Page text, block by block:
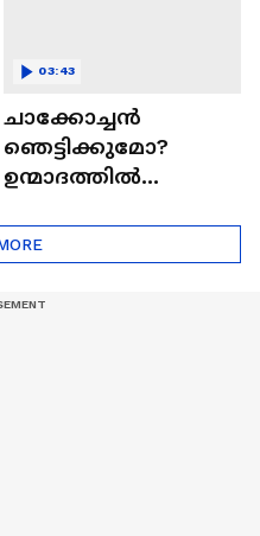
ചാക്കോച്ചന്‍
ഞെട്ടിക്കുമോ?
ഉന്മാദത്തിൽ
ന്ത്?| Unmadham
Movie| Kunchacko
03:43